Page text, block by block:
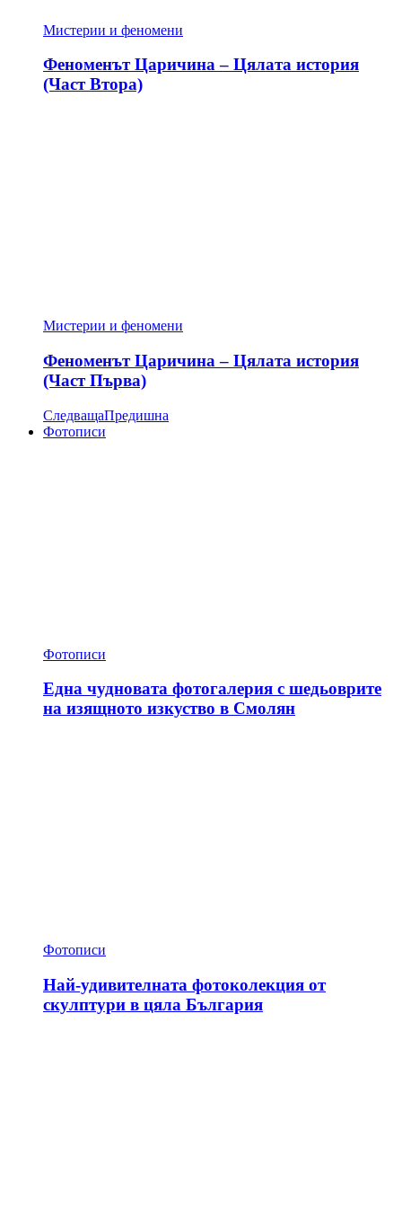
Мистерии и феномени
Феноменът Царичина – Цялата история
(Част Втора)
Мистерии и феномени
Феноменът Царичина – Цялата история
(Част Първа)
СледващаПредишна
Фотописи
Фотописи
Една чудновата фотогалерия с шедьоврите
на изящното изкуство в Смолян
Фотописи
Най-удивителната фотоколекция от
скулптури в цяла България